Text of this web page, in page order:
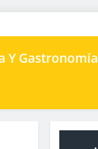
Y Gastronomía